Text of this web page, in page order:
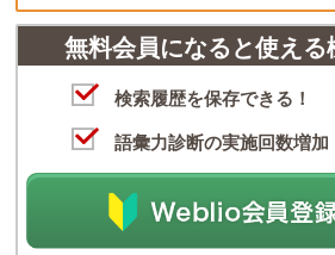
無料会員になると使える
検索履歴を保存できる！
語彙力診断の実施回数増加